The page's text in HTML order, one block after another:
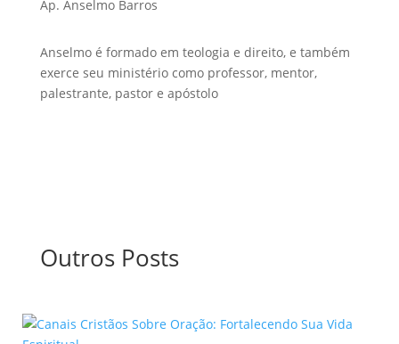
Ap. Anselmo Barros
Anselmo é formado em teologia e direito, e também
exerce seu ministério como professor, mentor,
palestrante, pastor e apóstolo
Outros Posts